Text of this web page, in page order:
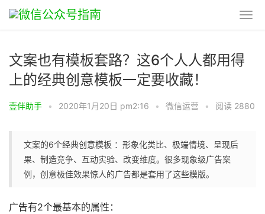
文案也有模板套路？这6个人人都用得
上的经典创意模板一定要收藏！
壹伴助手 • 2020年1月20日 pm2:16 • 微信运营 • 阅读 2880
文案的6个经典创意模板 ：形象化类比、极端情境、呈现后
果、制造竞争、互动实验、改变维度。很多现象级广告案
例，创意极佳效果惊人的广告都是套用了这些模版。
广告有2个最基本的属性：